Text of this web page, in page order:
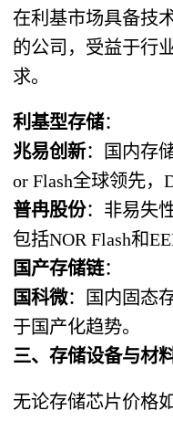
在利基市场具备技
的公司，受益于行
求。
利基型存储：
兆易创新：国内存
or Flash全球领先，
普冉股份：非易失
包括NOR Flash和
国产存储链：
国科微：国内固态
于国产化趋势。
三、存储设备与材
无论存储芯片价格